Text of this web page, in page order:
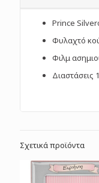
Prince
Φυλαχτό
Φιλμ
Διαστάσεις
Σχετικά προϊόντα